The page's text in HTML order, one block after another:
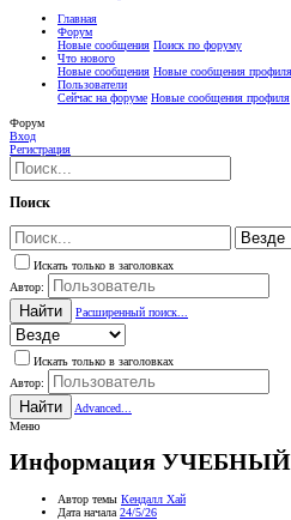
Главная
Форум
Новые сообщения Поиск по форуму
Что нового
Новые сообщения Новые сообщения профиля
Пользователи
Сейчас на форуме Новые сообщения профиля
Форум
Вход
Регистрация
Поиск
Искать только в заголовках
Автор:
Найти Расширенный поиск...
Искать только в заголовках
Автор:
Найти
Advanced...
Меню
Информация УЧЕБНЫЙ
Автор темы Кендалл Хай
Дата начала 24/5/26